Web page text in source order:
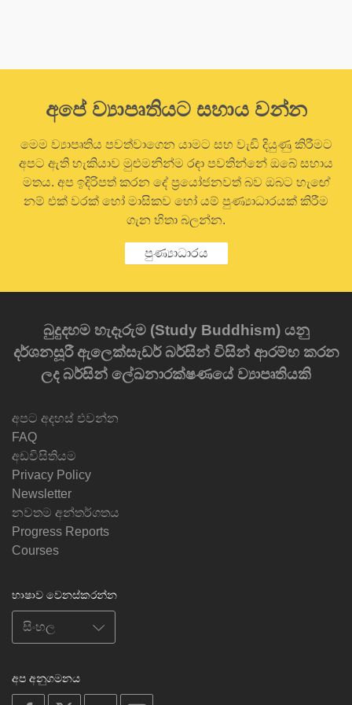
අපේ ව්‍යාපෘතියට සහාය වන්න
මෙම ව්‍යාපෘතිය පවත්වාගෙන යාමට සහ වැඩි දියුණු කිරීමට
අපට ඇති හැකියාව මුළුමනින්ම රඳා පවතින්නේ ඔබේ සහාය
මතය. අප ඉදිරිපත් කරන දේ ප්‍රයෝජනවත් බව ඔබට හැඟේ
නම් එක් වරක් හෝ මාසිකව හෝ යම් පුණ්‍යාධාරයක් කිරීම
ගැන හිතා බලන්න.
පුණ්‍යාධාරය
බුදුදහම හැදෑරුම (Study Buddhism) යනු
දර්ශනසූරී ඇලෙක්සැඩර් බර්සින් විසින් ආරම්භ කරන
ලද බර්සින් ලේඛනාරක්ෂණයේ ව්‍යාපෘතියකි
අපට අදහස් එවන්න
FAQ
අඩවිසිතියම
Privacy Policy
Newsletter
නවතම අන්තර්ගතය
Progress Reports
Courses
භාෂාව වෙනස්කරන්න
අප අනුගමනය
on